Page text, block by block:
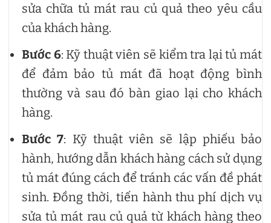
sửa chữa tủ mát rau củ quả theo yêu cầu
của khách hàng.
Bước 6: Kỹ thuật viên sẽ kiểm tra lại tủ mát
để đảm bảo tủ mát đã hoạt động bình
thường và sau đó bàn giao lại cho khách
hàng.
Bước 7: Kỹ thuật viên sẽ lập phiếu bảo
hành, hướng dẫn khách hàng cách sử dụng
tủ mát đúng cách để tránh các vấn đề phát
sinh. Đồng thời, tiến hành thu phí dịch vụ
sửa tủ mát rau củ quả từ khách hàng theo